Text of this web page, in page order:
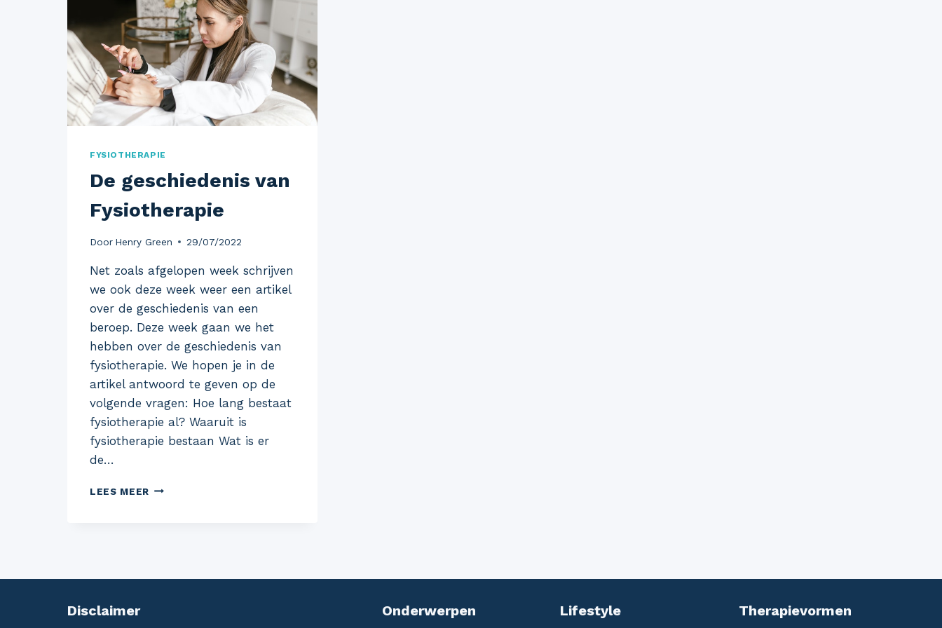
FYSIOTHERAPIE
De geschiedenis van
Fysiotherapie
Door Henry Green 29/07/2022
Net zoals afgelopen week schrijven
we ook deze week weer een artikel
over de geschiedenis van een
beroep. Deze week gaan we het
hebben over de geschiedenis van
fysiotherapie. We hopen je in de
artikel antwoord te geven op de
volgende vragen: Hoe lang bestaat
fysiotherapie al? Waaruit is
fysiotherapie bestaan Wat is er
de…
LEES MEER DE
Disclaimer Onderwerpen Lifestyle Therapievormen